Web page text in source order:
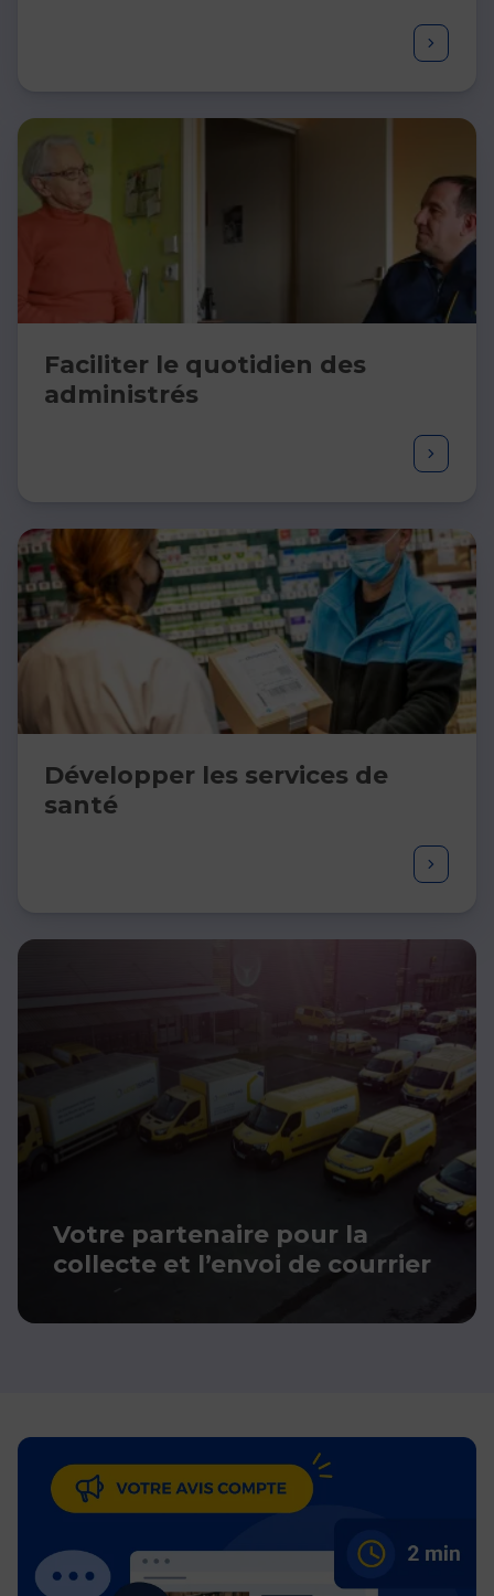
Faciliter le quotidien des
administrés ​
Développer les services de
santé​
Votre partenaire pour la
collecte et l’envoi de courrier